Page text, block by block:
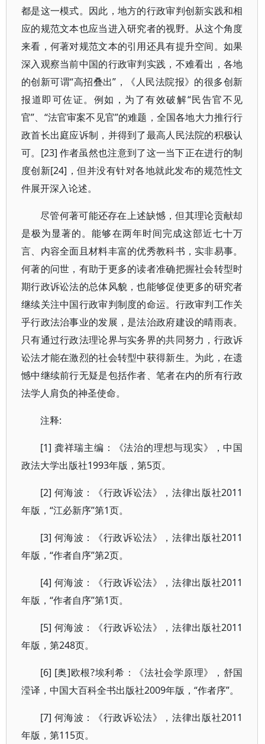
都是这一模式。因此，地方的行政审判创新实践和相
应的规范文本也应当进入研究者的视野。从这个角度
来看，何著对规范文本的引用还具有提升空间。如果
深入观察当前中国的行政审判实践，不难看出，各地
的创新可谓“高招叠出”，《人民法院报》的很多创新
报道即可佐证。例如，为了有效破解“民告官不见
官”、“法官审案不见官”的难题，全国各地大力推行行
政首长出庭应诉制，并得到了最高人民法院的积极认
可。[23] 作者虽然也注意到了这一当下正在进行的制
度创新[24]，但并没有针对各地就此发布的规范性文
件展开深入论述。
尽管何著可能还存在上述缺憾，但其理论贡献却
是极为显著的。能够在两年时间完成这部近七十万
言、内容全面且材料丰富的优秀教科书，实非易事。
何著的问世，有助于更多的读者准确把握社会转型时
期行政诉讼法的总体风貌，也能够促使更多的研究者
继续关注中国行政审判制度的命运。行政审判工作关
乎行政法治事业的发展，是法治政府建设的晴雨表。
只有通过行政法理论界与实务界的共同努力，行政诉
讼法才能在激烈的社会转型中获得新生。为此，在遗
憾中继续前行无疑是包括作者、笔者在内的所有行政
法学人肩负的神圣使命。
注释:
[1] 龚祥瑞主编：《法治的理想与现实》，中国
政法大学出版社1993年版，第5页。
[2] 何海波：《行政诉讼法》，法律出版社2011
年版，“江必新序”第1页。
[3] 何海波：《行政诉讼法》，法律出版社2011
年版，“作者自序”第2页。
[4] 何海波：《行政诉讼法》，法律出版社2011
年版，“作者自序”第1页。
[5] 何海波：《行政诉讼法》，法律出版社2011
年版，第248页。
[6] [奥]欧根?埃利希：《法社会学原理》，舒国
滢译，中国大百科全书出版社2009年版，“作者序”。
[7] 何海波：《行政诉讼法》，法律出版社2011
年版，第115页。